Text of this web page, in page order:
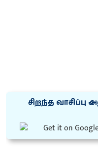
சிறந்த வாசிப்பு